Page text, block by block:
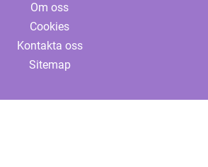
Om oss
Cookies
Kontakta oss
Sitemap